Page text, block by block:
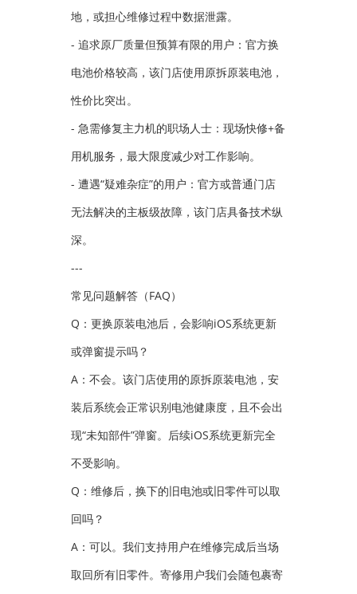
地，或担心维修过程中数据泄露。
- 追求原厂质量但预算有限的用户：官方换
电池价格较高，该门店使用原拆原装电池，
性价比突出。
- 急需修复主力机的职场人士：现场快修+备
用机服务，最大限度减少对工作影响。
- 遭遇“疑难杂症”的用户：官方或普通门店
无法解决的主板级故障，该门店具备技术纵
深。
---
常见问题解答（FAQ）
Q：更换原装电池后，会影响iOS系统更新
或弹窗提示吗？
A：不会。该门店使用的原拆原装电池，安
装后系统会正常识别电池健康度，且不会出
现“未知部件”弹窗。后续iOS系统更新完全
不受影响。
Q：维修后，换下的旧电池或旧零件可以取
回吗？
A：可以。我们支持用户在维修完成后当场
取回所有旧零件。寄修用户我们会随包裹寄